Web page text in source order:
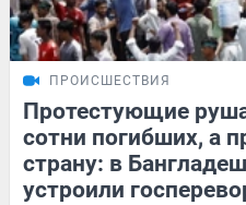
ПРОИСШЕСТВИЯ
Протестующие
сотни погибших, а
страну: в
устроили